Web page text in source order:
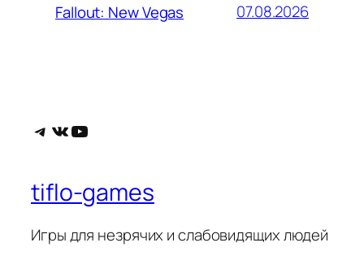
Fallout: New Vegas 07.08.2026
Telegram
ВКонтакте
YouTube
tiflo-games
Игры для незрячих и слабовидящих людей